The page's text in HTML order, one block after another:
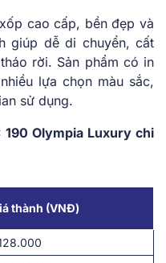
cao cấp, bền đẹp và
giúp dễ di chuyển, cất
rời. Sản phẩm có in
lựa chọn màu sắc,
sử dụng.
Olympia Luxury chi
thành (VNĐ)